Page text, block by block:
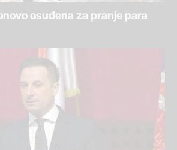
osuđena za pranje para